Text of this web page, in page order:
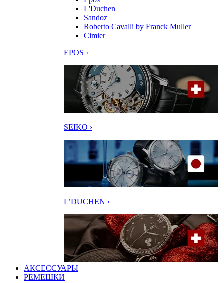
L'Duchen
Sandoz
Roberto Cavalli by Franck Muller
Cimier
EPOS ›
SEIKO ›
L’DUCHEN ›
АКСЕССУАРЫ
РЕМЕШКИ